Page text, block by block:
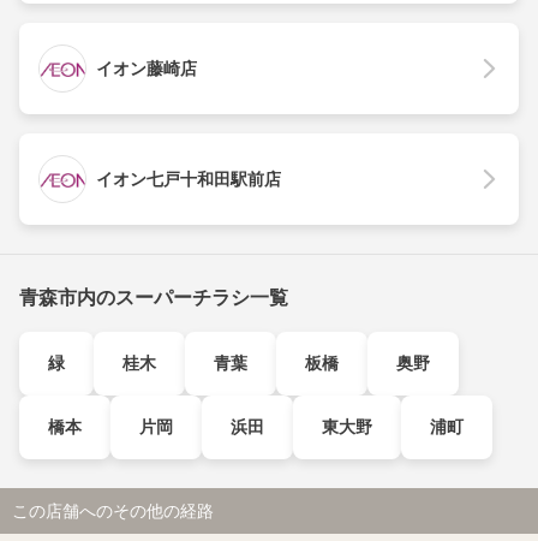
イオン藤崎店
イオン七戸十和田駅前店
青森市内のスーパーチラシ一覧
緑 桂木 青葉 板橋 奥野
橋本 片岡 浜田 東大野 浦町
この店舗へのその他の経路